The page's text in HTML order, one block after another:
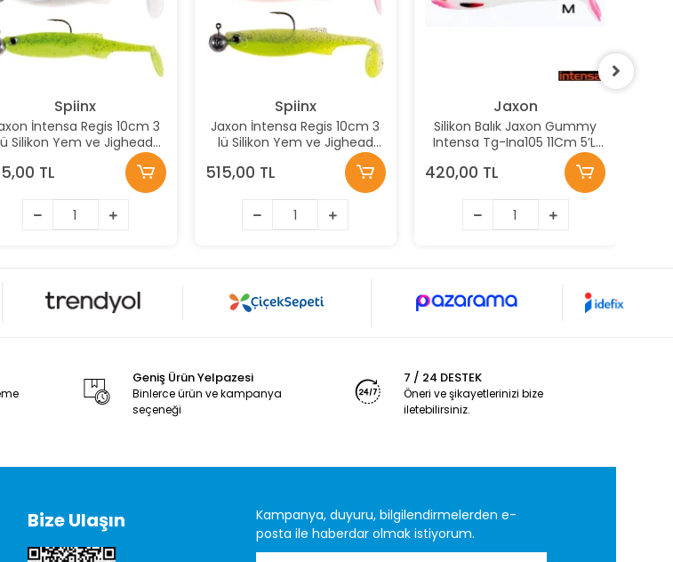
Spiinx
İntensa Regis 10cm 3
Silikon Yem ve Jighead
TL
Spiinx
Jaxon İntensa Regis 10cm 3
lü Silikon Yem ve Jighead
515,00 TL
Jaxon
Silikon Balık Jaxon Gummy
Intensa Tg-Ina105 11Cm 5’Li
420,00 TL
Geniş Ürün Yelpazesi
Binlerce ürün ve kampanya
seçeneği
7 / 24 DESTEK
Öneri ve şikayetlerinizi bize
iletebilirsiniz.
Bize Ulaşın
Kampanya, duyuru, bilgilendirmelerden e-
posta ile haberdar olmak istiyorum.